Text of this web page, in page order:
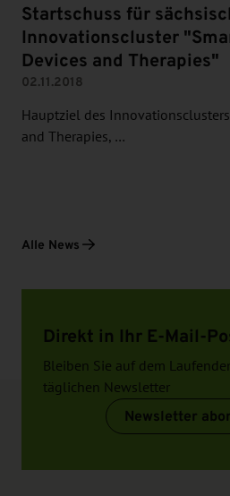
Startschuss für
Innovationscluster
Devices and Therapies"
02.11.2018
Hauptziel des
and Therapies, …
Alle News
Direkt in Ihr E-Mail-
Bleiben Sie auf dem
täglichen Newsletter
Newsletter